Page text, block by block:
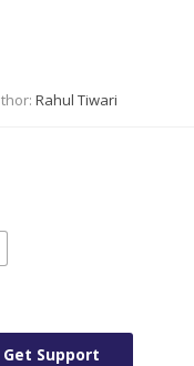
Rahul Tiwari
Get Support